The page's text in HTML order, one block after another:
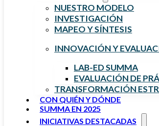
NUESTRO MODELO
INVESTIGACIÓN
MAPEO Y SÍNTESIS
INNOVACIÓN Y
LAB-ED SUMMA
EVALUACIÓN DE
TRANSFORMACIÓN
CON QUIÉN Y DÓNDE
SUMMA EN 2025
INICIATIVAS DESTACADAS